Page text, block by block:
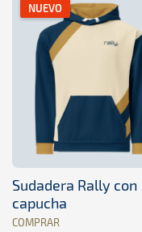
NUEVO
Sudadera Rally con
capucha
COMPRAR